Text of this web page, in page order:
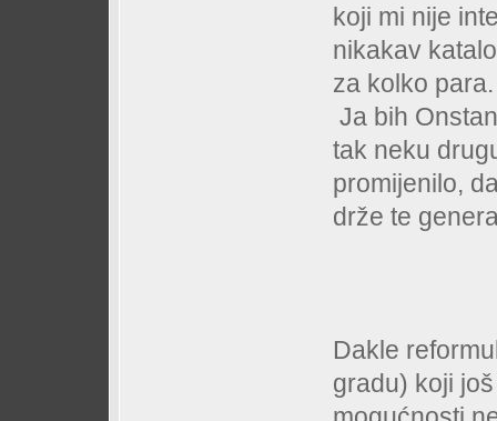
koji mi nije
nikakav
za kolko para.
Ja bih
tak neku
promijenilo,
drže te
Dakle
gradu) koji